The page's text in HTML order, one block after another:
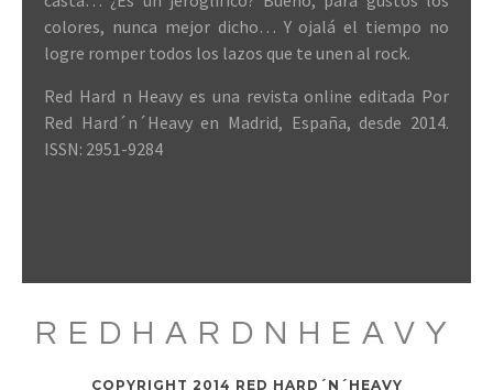
colores, nunca mejor dicho… Y ojalá el tiempo no
logre romper todos los lazos que te unen al rock.
Red Hard n Heavy es una revista online editada Por
Red Hard´n´Heavy en Madrid, España, desde 2014.
ISSN: 2951-9284
REDHARDNHEAVY
COPYRIGHT 2014 RED HARD´N´HEAVY